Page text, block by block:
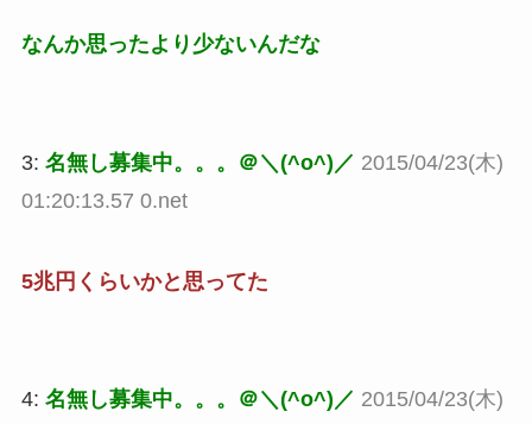
なんか思ったより少ないんだな
3: 名無し募集中。。。＠＼(^o^)／ 2015/04/23(木)
01:20:13.57 0.net
5兆円くらいかと思ってた
4: 名無し募集中。。。＠＼(^o^)／ 2015/04/23(木)